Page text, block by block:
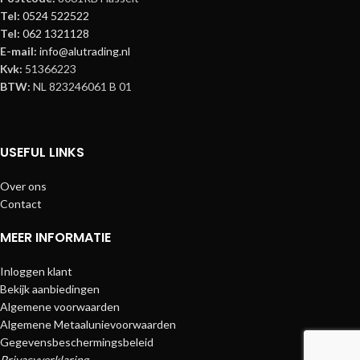
Tel: 0524 522522
Tel: 062 1321128
E-mail: info@alutrading.nl
Kvk: 51366223
BTW: NL 823246061 B 01
USEFUL LINKS
Over ons
Contact
MEER INFORMATIE
Inloggen klant
Bekijk aanbiedingen
Algemene voorwaarden
Algemene Metaalunievoorwaarden
Gegevensbeschermingsbeleid